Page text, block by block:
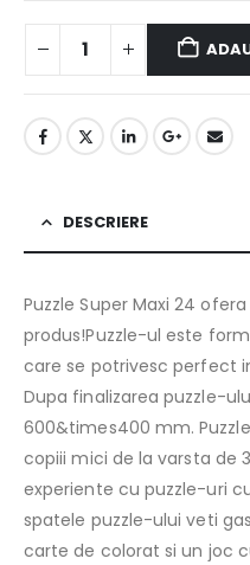
DESCRIERE
Puzzle Super Maxi 24
produs!Puzzle-ul este
care se potrivesc perfect
Dupa finalizarea puzzle-
600&times400 mm.
copiii mici de la varsta de
experiente cu puzzle-uri
spatele puzzle-ului veti
carte de colorat si un joc